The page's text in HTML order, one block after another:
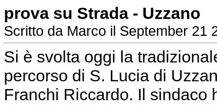
prova su Strada - Uzzano
Scritto da Marco il September 21
Si è svolta oggi la
percorso di S. Lucia di
Franchi Riccardo. Il sindaco